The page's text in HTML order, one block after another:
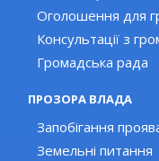
Оголошення для
Консультації з
Громадська рада
ПРОЗОРА ВЛАДА
Запобігання
Земельні питання